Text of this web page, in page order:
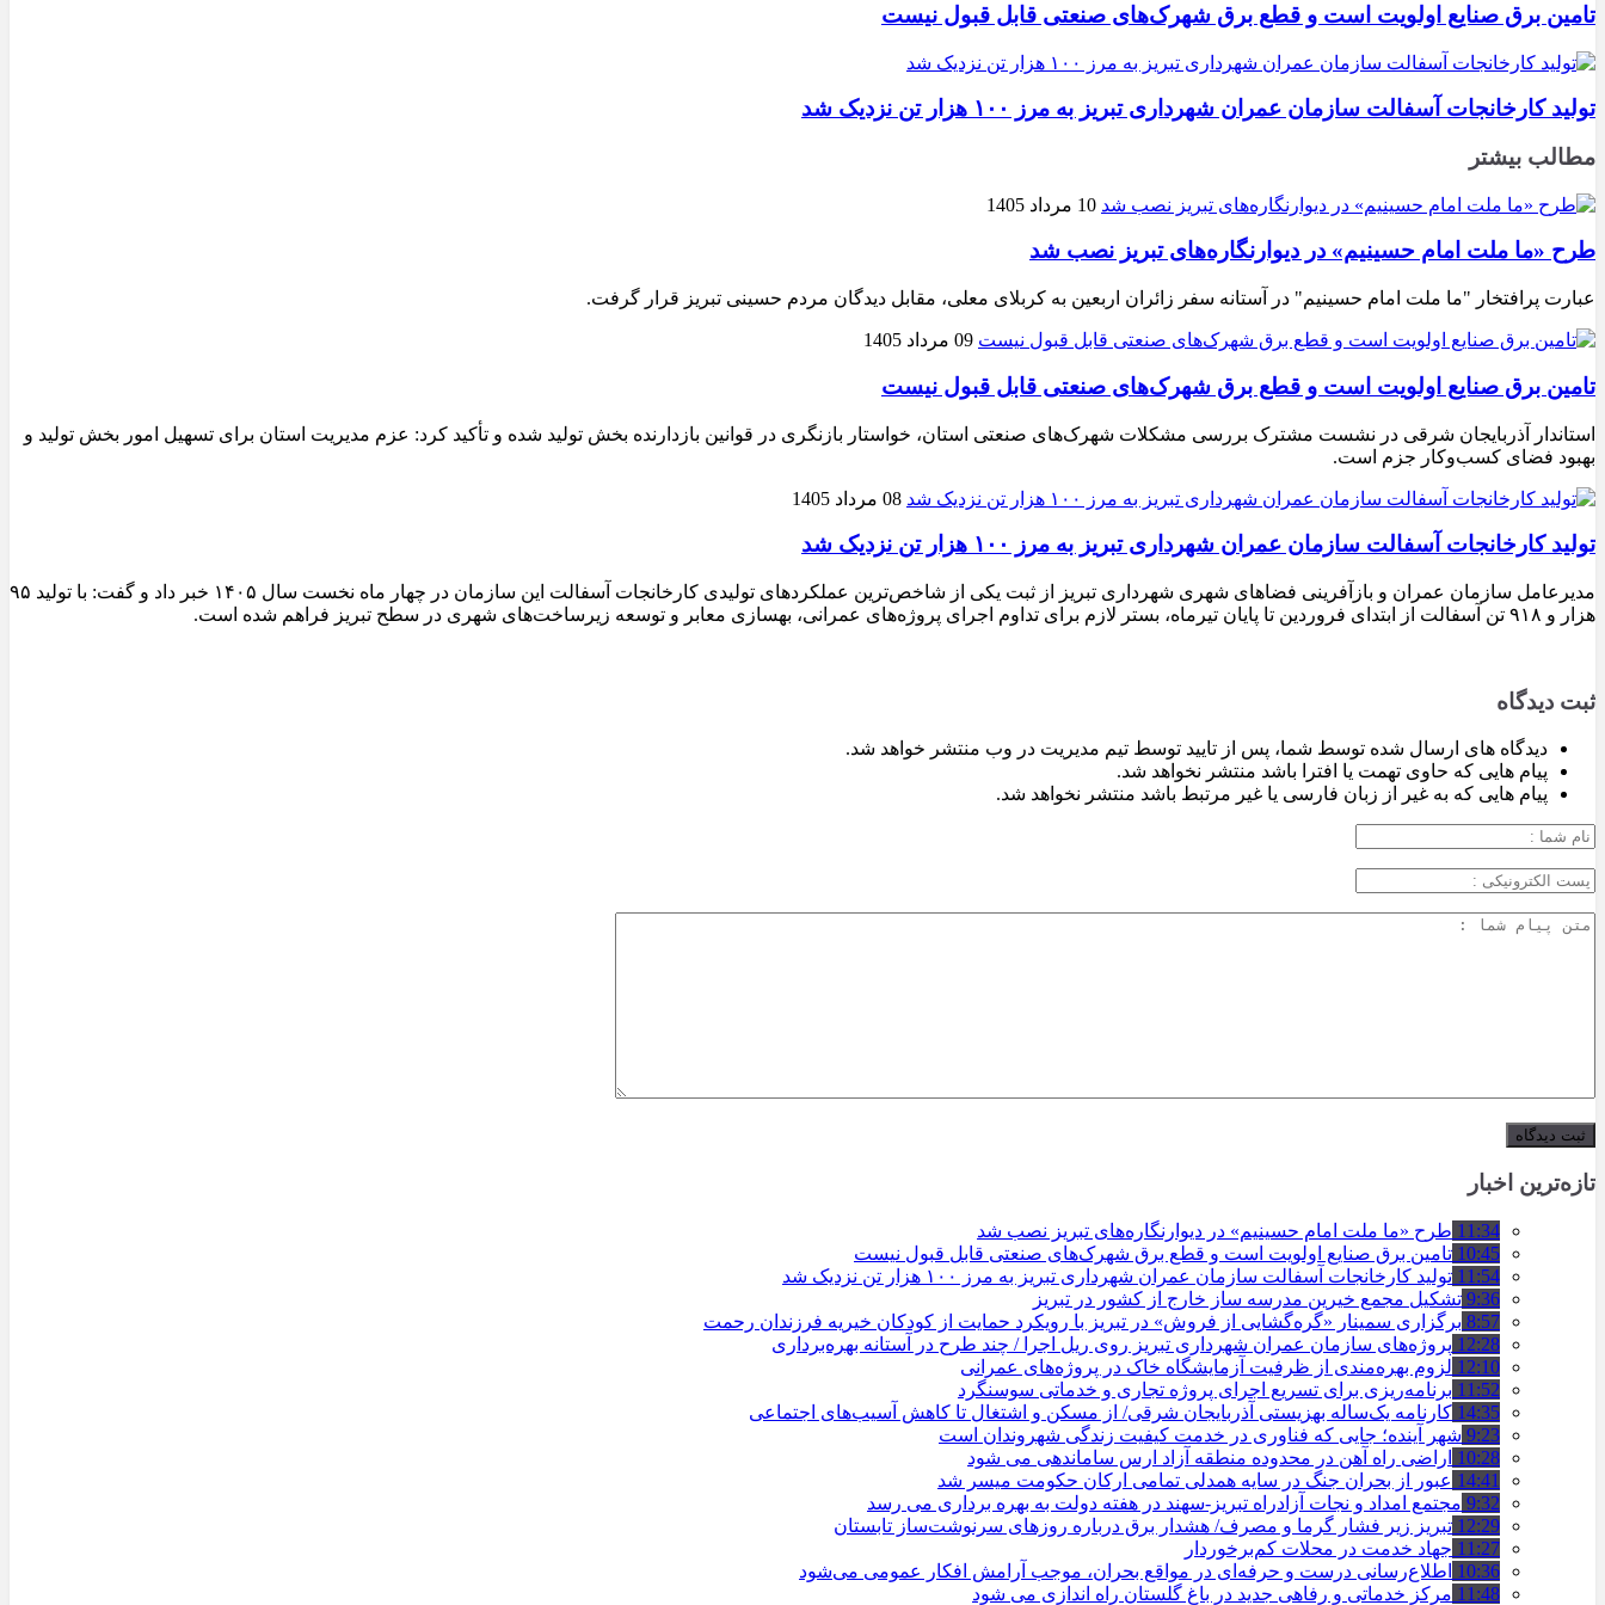
تامین برق صنایع اولویت است و قطع برق شهرک‌های صنعتی قابل قبول نیست
تولید کارخانجات آسفالت سازمان عمران شهرداری تبریز به مرز ۱۰۰ هزار تن نزدیک شد
مطالب بیشتر
10 مرداد 1405
طرح «ما ملت امام حسینیم» در دیوارنگاره‌های تبریز نصب شد
عبارت پرافتخار "ما ملت امام حسینیم" در آستانه سفر زائران اربعین به کربلای معلی، مقابل دیدگان مردم حسینی تبریز قرار گرفت.
09 مرداد 1405
تامین برق صنایع اولویت است و قطع برق شهرک‌های صنعتی قابل قبول نیست
استاندار آذربایجان شرقی در نشست مشترک بررسی مشکلات شهرک‌های صنعتی استان، خواستار بازنگری در قوانین بازدارنده بخش تولید شده و تأکید کرد: عزم مدیریت استان برای تسهیل امور بخش تولید و
بهبود فضای کسب‌وکار جزم است.
08 مرداد 1405
تولید کارخانجات آسفالت سازمان عمران شهرداری تبریز به مرز ۱۰۰ هزار تن نزدیک شد
مدیرعامل سازمان عمران و بازآفرینی فضاهای شهری شهرداری تبریز از ثبت یکی از شاخص‌ترین عملکردهای تولیدی کارخانجات آسفالت این سازمان در چهار ماه نخست سال ۱۴۰۵ خبر داد و گفت: با تولید ۹۵
هزار و ۹۱۸ تن آسفالت از ابتدای فروردین تا پایان تیرماه، بستر لازم برای تداوم اجرای پروژه‌های عمرانی، بهسازی معابر و توسعه زیرساخت‌های شهری در سطح تبریز فراهم شده است.
ثبت دیدگاه
دیدگاه های ارسال شده توسط شما، پس از تایید توسط تیم مدیریت در وب منتشر خواهد شد.
پیام هایی که حاوی تهمت یا افترا باشد منتشر نخواهد شد.
پیام هایی که به غیر از زبان فارسی یا غیر مرتبط باشد منتشر نخواهد شد.
تازه‌ترین اخبار
11:34 طرح «ما ملت امام حسینیم» در دیوارنگاره‌های تبریز نصب شد
10:45 تامین برق صنایع اولویت است و قطع برق شهرک‌های صنعتی قابل قبول نیست
11:54 تولید کارخانجات آسفالت سازمان عمران شهرداری تبریز به مرز ۱۰۰ هزار تن نزدیک شد
9:36 تشکیل مجمع خیرین مدرسه ‌ساز خارج از کشور در تبریز
8:57 برگزاری سمینار «گره‌گشایی از فروش» در تبریز با رویکرد حمایت از کودکان خیریه فرزندان رحمت
12:28 پروژه‌های سازمان عمران شهرداری تبریز روی ریل اجرا / چند طرح در آستانه بهره‌برداری
12:10 لزوم بهره‌مندی از ظرفیت آزمایشگاه خاک در پروژه‌های عمرانی
11:52 برنامه‌ریزی برای تسریع اجرای پروژه تجاری و خدماتی سوسنگرد
14:35 کارنامه یک‌ساله بهزیستی آذربایجان شرقی/ از مسکن و اشتغال تا کاهش آسیب‌های اجتماعی
9:23 شهر آینده؛ جایی که فناوری در خدمت کیفیت زندگی شهروندان است
10:28 اراضی راه آهن در محدوده منطقه آزاد ارس ساماندهی می شود
14:41 عبور از بحران جنگ در سایه همدلی تمامی ارکان حکومت میسر شد
9:32 مجتمع امداد و نجات آزادراه تبریز-سهند در هفته دولت به بهره ‌برداری می‌ رسد
12:29 تبریز زیر فشار گرما و مصرف/ هشدار برق درباره روزهای سرنوشت‌ساز تابستان
11:27 جهاد خدمت در محلات کم‌برخوردار
10:36 اطلاع‌رسانی درست و حرفه‌ای در مواقع بحران، موجب آرامش افکار عمومی می‌شود
11:48 مرکز خدماتی و رفاهی جدید در باغ گلستان راه اندازی می شود